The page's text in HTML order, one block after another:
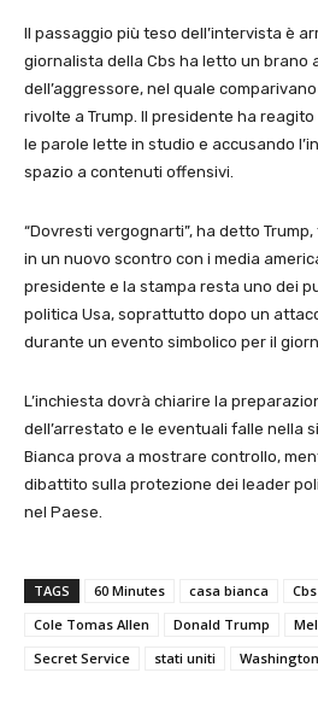
Il passaggio più teso dell’intervista è
giornalista della Cbs ha letto un brano
dell’aggressore, nel quale
rivolte a Trump. Il presidente ha
le parole lette in studio e accusando
spazio a contenuti offensivi.
“Dovresti vergognarti”, ha detto
in un nuovo scontro con i media
presidente e la stampa resta uno dei
politica Usa, soprattutto dopo un
durante un evento simbolico per il
L’inchiesta dovrà chiarire la
dell’arrestato e le eventuali falle nella
Bianca prova a mostrare controllo,
dibattito sulla protezione dei leader
nel Paese.
TAGS 60 Minutes casa bianca Cbs
Cole Tomas Allen
Donald Trump
Secret Service
stati uniti Washington